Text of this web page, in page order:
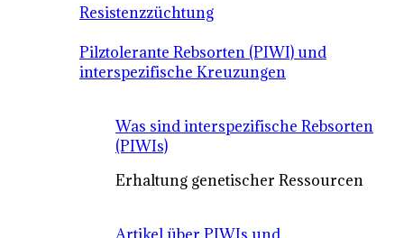
Resistenzzüchtung
Pilztolerante Rebsorten (PIWI) und
interspezifische Kreuzungen
Was sind interspezifische Rebsorten
(PIWIs)
Erhaltung genetischer Ressourcen